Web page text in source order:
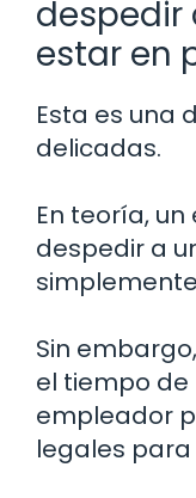
estar en
Esta es una
delicadas.
En teoría,
despedir a
Sin
el tiempo de
empleador
legales